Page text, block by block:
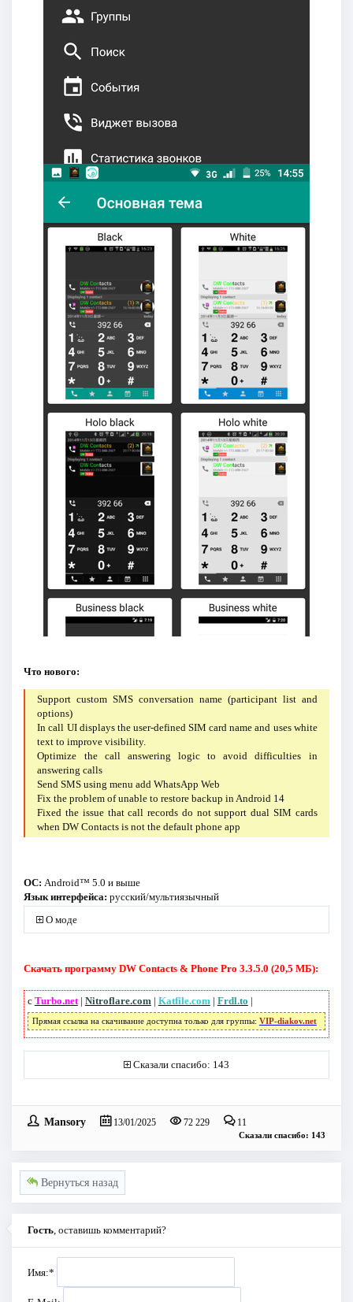
Что нового:
Support custom SMS conversation name (participant list and
options)
In call UI displays the user-defined SIM card name and uses white
text to improve visibility.
Optimize the call answering logic to avoid difficulties in
answering calls
Send SMS using menu add WhatsApp Web
Fix the problem of unable to restore backup in Android 14
Fixed the issue that call records do not support dual SIM cards
when DW Contacts is not the default phone app
ОС: Android™ 5.0 и выше
Язык интерфейса: русский/мультиязычный
О моде
Скачать программу DW Contacts & Phone Pro 3.3.5.0 (20,5 МБ):
с Turbo.net| Nitroflare.com| Katfile.com| Frdl.to |
Прямая ссылка на скачивание доступна только для группы: VIP-diakov.net
Сказали спасибо: 143
Mansory 13/01/2025 72 229 11
Сказали спасибо: 143
Вернуться назад
Гость, оставишь комментарий?
Имя:*